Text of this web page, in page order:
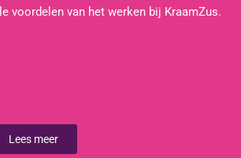
voordelen van het werken bij KraamZus.
Lees meer